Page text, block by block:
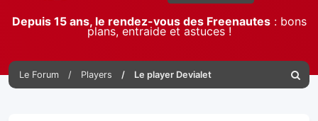
Depuis 15 ans, le rendez-vous des Freenautes: bons
plans, entraide et astuces !
Le Forum Players Le player Devialet